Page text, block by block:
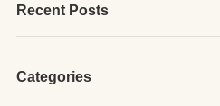
Recent Posts
Categories